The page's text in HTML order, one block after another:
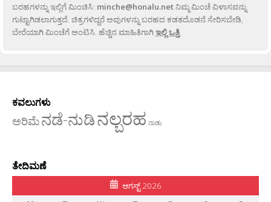
ಬರಹಗಳನ್ನು ಇಲ್ಲಿಗೆ ಮಿಂಚಿಸಿ: minche@honalu.netನಿಮ್ಮ ಮಿಂಚೆ ವಿಳಾಸವನ್ನು
ಗುಟ್ಟಾಗಿಡಲಾಗುತ್ತದೆ. ಚಿತ್ರಗಳಿದ್ದರೆ ಅವುಗಳನ್ನು ಬರಹದ ಕಡತದೊಡನೆ ಸೇರಿಸಬೇಡಿ,
ಬೇರೆಯಾಗಿ ಮಿಂಚೆಗೆ ಅಂಟಿಸಿ. ಹೆಚ್ಚಿನ ಮಾಹಿತಿಗಾಗಿಇಲ್ಲಿ ಒತ್ತಿ.
ಕವಲುಗಳು
ಅರಿಮೆನಡೆ-ನುಡಿನಲ್ಬರಹ ನಾಡು
ತೇದಿಮಣೆ
ಆಗಸ್ಟ್ 2026